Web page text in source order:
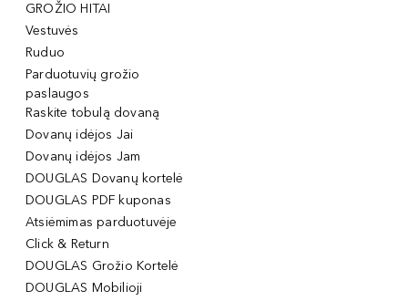
GROŽIO HITAI
Vestuvės
Ruduo
Parduotuvių grožio
paslaugos
Raskite tobulą dovaną
Dovanų idėjos Jai
Dovanų idėjos Jam
DOUGLAS Dovanų kortelė
DOUGLAS PDF kuponas
Atsiėmimas parduotuvėje
Click & Return
DOUGLAS Grožio Kortelė
DOUGLAS Mobilioji